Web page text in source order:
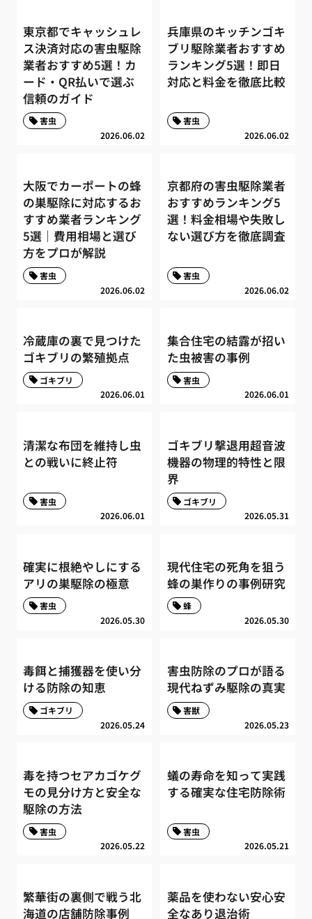
東京都でキャッシュレ
ス決済対応の害虫駆除
業者おすすめ5選！カ
ード・QR払いで選ぶ
信頼のガイド
2026.06.02
害虫
兵庫県のキッチンゴキ
ブリ駆除業者おすすめ
ランキング5選！即日
対応と料金を徹底比較
2026.06.02
害虫
大阪でカーポートの蜂
の巣駆除に対応するお
すすめ業者ランキング
5選｜費用相場と選び
方をプロが解説
2026.06.02
害虫
京都府の害虫駆除業者
おすすめランキング5
選！料金相場や失敗し
ない選び方を徹底調査
2026.06.02
害虫
冷蔵庫の裏で見つけた
ゴキブリの繁殖拠点
2026.06.01
ゴキブリ
集合住宅の結露が招い
た虫被害の事例
2026.06.01
害虫
清潔な布団を維持し虫
との戦いに終止符
2026.06.01
害虫
ゴキブリ撃退用超音波
機器の物理的特性と限
界
2026.05.31
ゴキブリ
確実に根絶やしにする
アリの巣駆除の極意
2026.05.30
害虫
現代住宅の死角を狙う
蜂の巣作りの事例研究
2026.05.30
蜂
毒餌と捕獲器を使い分
ける防除の知恵
2026.05.24
ゴキブリ
害虫防除のプロが語る
現代ねずみ駆除の真実
2026.05.23
害獣
毒を持つセアカゴケグ
モの見分け方と安全な
駆除の方法
2026.05.22
害虫
蟻の寿命を知って実践
する確実な住宅防除術
2026.05.21
害虫
繁華街の裏側で戦う北
海道の店舗防除事例
薬品を使わない安心安
全なあり退治術